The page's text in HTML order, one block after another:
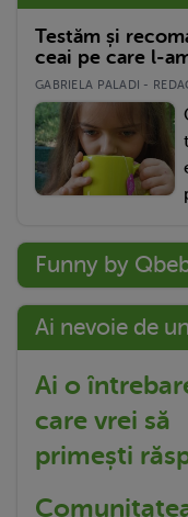
Testăm și
ceai pe care l-
GABRIELA PALADI -
Funny by
Ai nevoie de
Ai o
care vrei să
primești